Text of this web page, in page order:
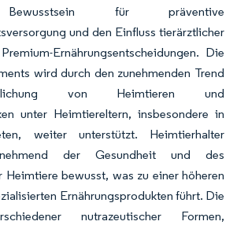
Bewusstsein für präventive
und den Einfluss tierärztlicher
Ernährungsentscheidungen. Die
wird durch den zunehmenden Trend
von Heimtieren und
unter Heimtiereltern, insbesondere in
weiter unterstützt. Heimtierhalter
der Gesundheit und des
Heimtiere bewusst, was zu einer höheren
Ernährungsprodukten führt. Die
nutrazeutischer Formen,